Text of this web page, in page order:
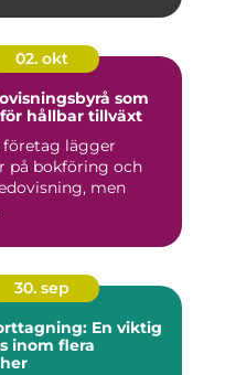
02. okt
som
hållbar tillväxt
företag lägger
på bokföring och
men
30. sep
En viktig
inom flera